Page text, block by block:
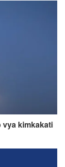
vya kimkakati